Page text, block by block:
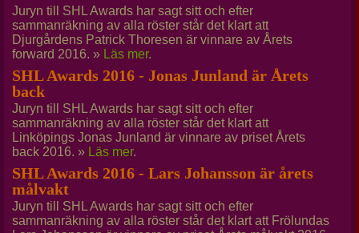
Juryn till SHL Awards har sagt sitt och efter
sammanräkning av alla röster står det klart att
Djurgårdens Patrick Thoresen är vinnare av Årets
forward 2016. » Läs mer.
SHL Awards 2016 - Jonas Junland är Årets
back
Juryn till SHL Awards har sagt sitt och efter
sammanräkning av alla röster står det klart att
Linköpings Jonas Junland är vinnare av priset Årets
back 2016. » Läs mer.
SHL Awards 2016 - Lars Johansson är årets
målvakt
Juryn till SHL Awards har sagt sitt och efter
sammanräkning av alla röster står det klart att Frölundas